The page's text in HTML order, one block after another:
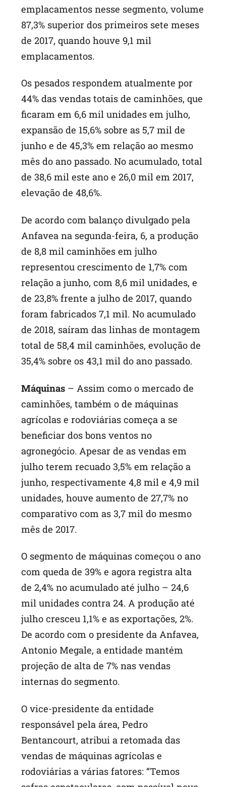
emplacamentos nesse segmento, volume
87,3% superior dos primeiros sete meses
de 2017, quando houve 9,1 mil
emplacamentos.
Os pesados respondem atualmente por
44% das vendas totais de caminhões, que
ficaram em 6,6 mil unidades em julho,
expansão de 15,6% sobre as 5,7 mil de
junho e de 45,3% em relação ao mesmo
mês do ano passado. No acumulado, total
de 38,6 mil este ano e 26,0 mil em 2017,
elevação de 48,6%.
De acordo com balanço divulgado pela
Anfavea na segunda-feira, 6, a produção
de 8,8 mil caminhões em julho
representou crescimento de 1,7% com
relação a junho, com 8,6 mil unidades, e
de 23,8% frente a julho de 2017, quando
foram fabricados 7,1 mil. No acumulado
de 2018, saíram das linhas de montagem
total de 58,4 mil caminhões, evolução de
35,4% sobre os 43,1 mil do ano passado.
Máquinas – Assim como o mercado de
caminhões, também o de máquinas
agrícolas e rodoviárias começa a se
beneficiar dos bons ventos no
agronegócio. Apesar de as vendas em
julho terem recuado 3,5% em relação a
junho, respectivamente 4,8 mil e 4,9 mil
unidades, houve aumento de 27,7% no
comparativo com as 3,7 mil do mesmo
mês de 2017.
O segmento de máquinas começou o ano
com queda de 39% e agora registra alta
de 2,4% no acumulado até julho – 24,6
mil unidades contra 24. A produção até
julho cresceu 1,1% e as exportações, 2%.
De acordo com o presidente da Anfavea,
Antonio Megale, a entidade mantém
projeção de alta de 7% nas vendas
internas do segmento.
O vice-presidente da entidade
responsável pela área, Pedro
Bentancourt, atribui a retomada das
vendas de máquinas agrícolas e
rodoviárias a várias fatores: “Temos